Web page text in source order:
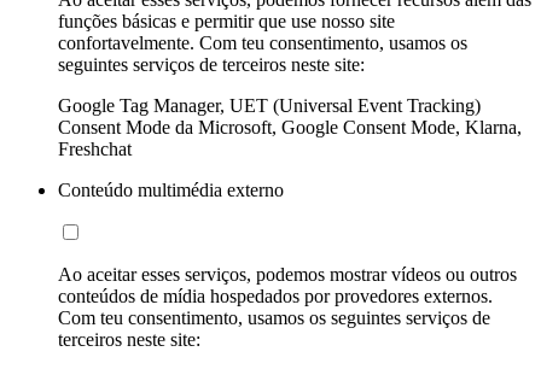
funções básicas e permitir que use nosso site
confortavelmente. Com teu consentimento, usamos os
seguintes serviços de terceiros neste site:
Google Tag Manager, UET (Universal Event Tracking)
Consent Mode da Microsoft, Google Consent Mode, Klarna,
Freshchat
Conteúdo multimédia externo
Ao aceitar esses serviços, podemos mostrar vídeos ou outros
conteúdos de mídia hospedados por provedores externos.
Com teu consentimento, usamos os seguintes serviços de
terceiros neste site: